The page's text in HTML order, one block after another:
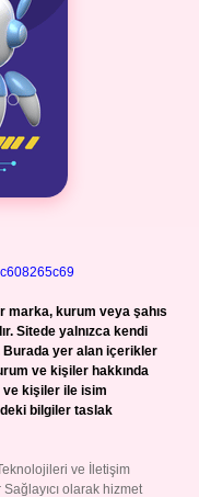
marka, kurum veya şahıs
Sitede yalnızca kendi
Burada yer alan içerikler
ve kişiler hakkında
ve kişiler ile isim
bilgiler taslak
ve İletişim
olarak hizmet